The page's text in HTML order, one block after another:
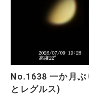
No.1638 一か月
とレグルス)